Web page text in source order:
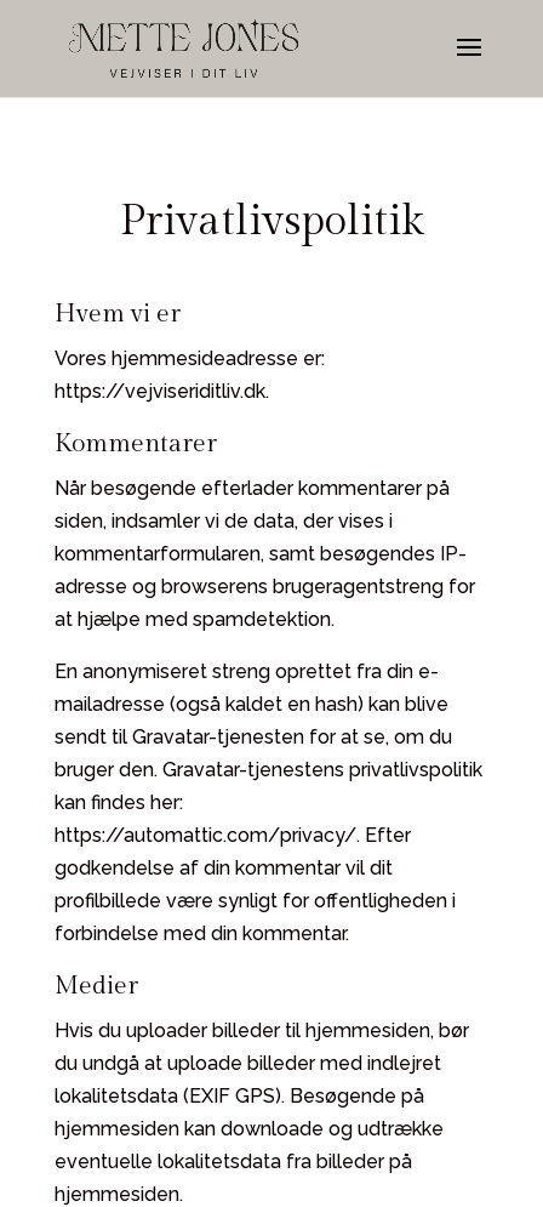
Privatlivspolitik
Hvem vi er
Vores hjemmesideadresse er:
https://vejviseriditliv.dk.
Kommentarer
Når besøgende efterlader kommentarer på
siden, indsamler vi de data, der vises i
kommentarformularen, samt besøgendes IP-
adresse og browserens brugeragentstreng for
at hjælpe med spamdetektion.
En anonymiseret streng oprettet fra din e-
mailadresse (også kaldet en hash) kan blive
sendt til Gravatar-tjenesten for at se, om du
bruger den. Gravatar-tjenestens privatlivspolitik
kan findes her:
https://automattic.com/privacy/. Efter
godkendelse af din kommentar vil dit
profilbillede være synligt for offentligheden i
forbindelse med din kommentar.
Medier
Hvis du uploader billeder til hjemmesiden, bør
du undgå at uploade billeder med indlejret
lokalitetsdata (EXIF GPS). Besøgende på
hjemmesiden kan downloade og udtrække
eventuelle lokalitetsdata fra billeder på
hjemmesiden.